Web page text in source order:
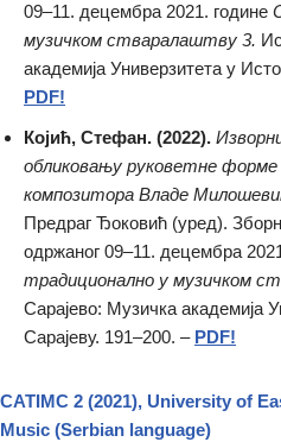
09–11. децембра 2021. године
музичком стваралаштву 3.
академија Универзитета у
PDF!
Којић, Стефан. (2022).
обликовању руковетне форме
композитора Владе
Предраг Ђоковић (уред).
одржаног 09–11. децембра
традиционално у музичком
Сарајево: Музичка академија
Сарајеву. 191–200. – PDF!
CATIMC 2 (2021), University of
Мusic (Serbian language)